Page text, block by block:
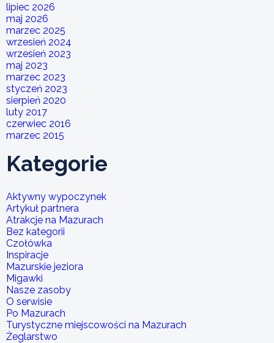
lipiec 2026
maj 2026
marzec 2025
wrzesień 2024
wrzesień 2023
maj 2023
marzec 2023
styczeń 2023
sierpień 2020
luty 2017
czerwiec 2016
marzec 2015
Kategorie
Aktywny wypoczynek
Artykuł partnera
Atrakcje na Mazurach
Bez kategorii
Czołówka
Inspiracje
Mazurskie jeziora
Migawki
Nasze zasoby
O serwisie
Po Mazurach
Turystyczne miejscowości na Mazurach
Żeglarstwo